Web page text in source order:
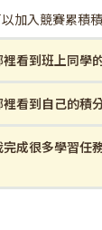
加入競賽累積積
看到班上同學
看到自己的積
成很多學習任